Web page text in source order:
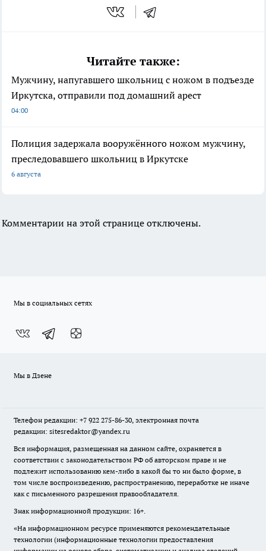
Читайте также:
Мужчину, напугавшего школьниц с ножом в подъезде
Иркутска, отправили под домашний арест
04:00
Полиция задержала вооружённого ножом мужчину,
преследовавшего школьниц в Иркутске
6 августа
Комментарии на этой странице отключены.
Мы в социальных сетях
Мы в Дзене
Телефон редакции: +7 922 275-86-30, электронная почта
редакции: sitesredaktor@yandex.ru
Вся информация, размещенная на данном сайте, охраняется в
соответствии с законодательством РФ об авторском праве и не
подлежит использованию кем-либо в какой бы то ни было форме, в
том числе воспроизведению, распространению, переработке не иначе
как с письменного разрешения правообладателя.
Знак информационной продукции: 16+.
«На информационном ресурсе применяются рекомендательные
технологии (информационные технологии предоставления